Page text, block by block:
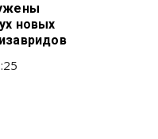
новых